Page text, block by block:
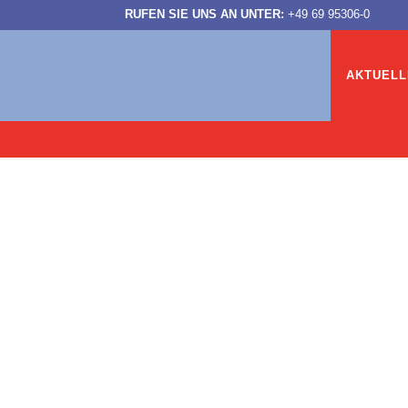
RUFEN SIE UNS AN UNTER: +49 69 95306-0